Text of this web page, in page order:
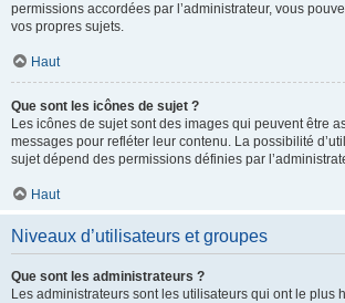
permissions accordées par l’administrateur, vous
vos propres sujets.
Haut
Que sont les icônes de sujet ?
Les icônes de sujet sont des images qui peuvent être
messages pour refléter leur contenu. La possibilité
sujet dépend des permissions définies par
Haut
Niveaux d’utilisateurs et groupes
Que sont les administrateurs ?
Les administrateurs sont les utilisateurs qui ont le plus